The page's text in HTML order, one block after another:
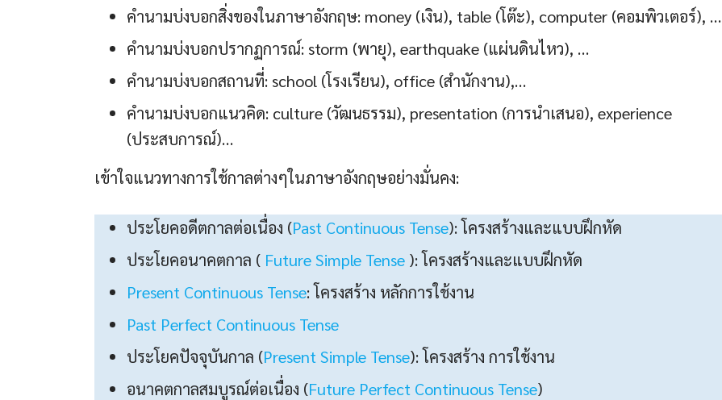
คำนามบ่งบอกสิ่งของในภาษาอังกฤษ: money (เงิน), table (โต๊ะ), computer (คอมพิวเตอร์), …
คำนามบ่งบอกปรากฏการณ์: storm (พายุ), earthquake (แผ่นดินไหว), …
คำนามบ่งบอกสถานที่: school (โรงเรียน), office (สำนักงาน),…
คำนามบ่งบอกแนวคิด: culture (วัฒนธรรม), presentation (การนำเสนอ), experience
(ประสบการณ์)…
เข้าใจแนวทางการใช้กาลต่างๆในภาษาอังกฤษอย่างมั่นคง:
ประโยคอดีตกาลต่อเนื่อง (Past Continuous Tense): โครงสร้างและแบบฝึกหัด
ประโยคอนาคตกาล ( Future Simple Tense ): โครงสร้างและแบบฝึกหัด
Present Continuous Tense: โครงสร้าง หลักการใช้งาน
Past Perfect Continuous Tense
ประโยคปัจจุบันกาล (Present Simple Tense): โครงสร้าง การใช้งาน
อนาคตกาลสมบูรณ์ต่อเนื่อง (Future Perfect Continuous Tense)